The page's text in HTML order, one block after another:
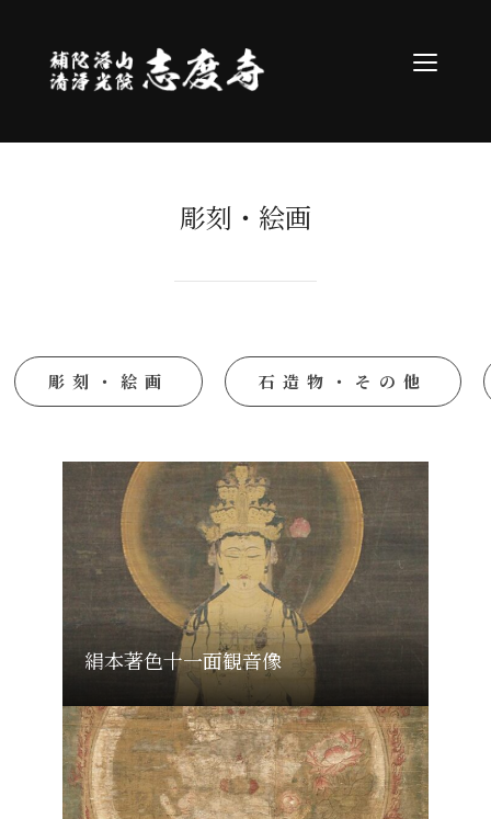
サイドバ
彫刻・絵画
彫刻・絵画 石造物・その他
絹本著色十一面観音像